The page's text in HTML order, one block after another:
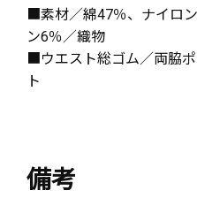
■素材／綿47％、ナイロ
ン6％／織物
■ウエスト総ゴム／両脇
ト
備考